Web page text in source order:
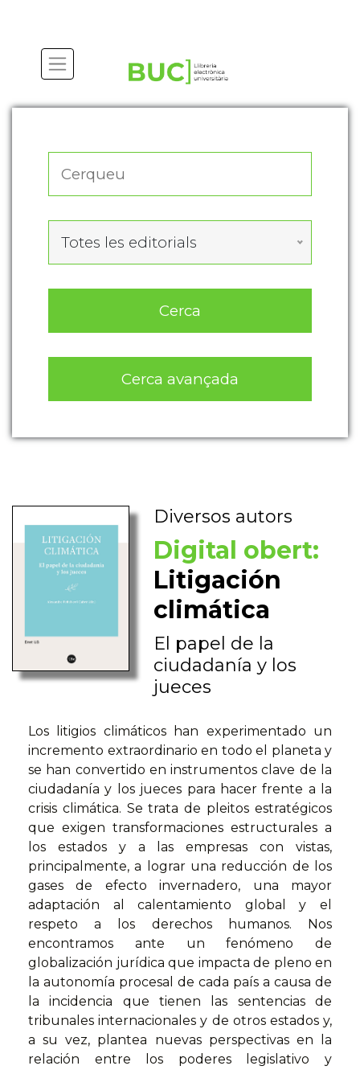
Totes les editorials
Cerca
Cerca avançada
Diversos autors
Digital obert:
Litigación
climática
El papel de la
ciudadanía y los
jueces
Los litigios climáticos han experimentado un
incremento extraordinario en todo el planeta y
se han convertido en instrumentos clave de la
ciudadanía y los jueces para hacer frente a la
crisis climática. Se trata de pleitos estratégicos
que exigen transformaciones estructurales a
los estados y a las empresas con vistas,
principalmente, a lograr una reducción de los
gases de efecto invernadero, una mayor
adaptación al calentamiento global y el
respeto a los derechos humanos. Nos
encontramos ante un fenómeno de
globalización jurídica que impacta de pleno en
la autonomía procesal de cada país a causa de
la incidencia que tienen las sentencias de
tribunales internacionales y de otros estados y,
a su vez, plantea nuevas perspectivas en la
relación entre los poderes legislativo y